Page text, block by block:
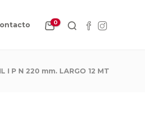
0
I P N 220 mm. LARGO 12 MT